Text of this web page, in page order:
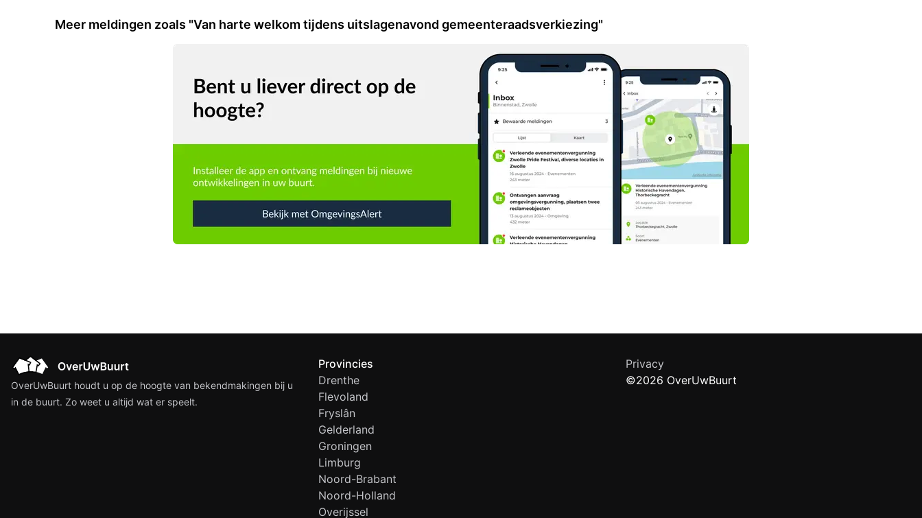
Meer meldingen zoals "Van harte welkom tijdens uitslagenavond gemeenteraadsverkiezing"
OverUwBuurt houdt u op de hoogte van bekendmakingen bij u
in de buurt. Zo weet u altijd wat er speelt.
Provincies
Drenthe
Flevoland
Fryslân
Gelderland
Groningen
Limburg
Noord-Brabant
Noord-Holland
Overijssel
Privacy
©2026 OverUwBuurt